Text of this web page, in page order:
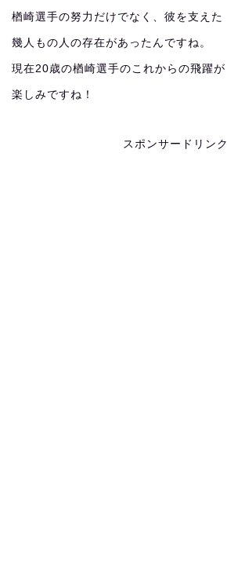
楢崎選手の努力だけでなく、彼を支えた
幾人もの人の存在があったんですね。
現在20歳の楢崎選手のこれからの飛躍が
楽しみですね！
スポンサードリンク